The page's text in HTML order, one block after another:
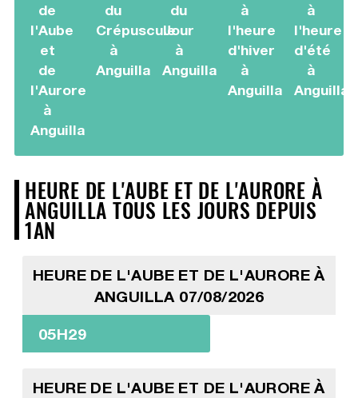
de
l'Aube
et
de
l'Aurore
à
Anguilla
du
Crépuscule
à
Anguilla
du
Jour
à
Anguilla
à
l'heure
d'hiver
à
Anguilla
à
l'heure
d'été
à
Anguilla
HEURE DE L'AUBE ET DE L'AURORE À
ANGUILLA TOUS LES JOURS DEPUIS
1AN
HEURE DE L'AUBE ET DE L'AURORE À
ANGUILLA 07/08/2026
05H29
HEURE DE L'AUBE ET DE L'AURORE À